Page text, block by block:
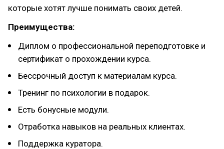
которые хотят лучше понимать своих детей.
Преимущества:
Диплом о профессиональной переподготовке и
сертификат о прохождении курса.
Бессрочный доступ к материалам курса.
Тренинг по психологии в подарок.
Есть бонусные модули.
Отработка навыков на реальных клиентах.
Поддержка куратора.